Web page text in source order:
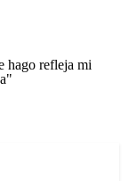
hago refleja mi